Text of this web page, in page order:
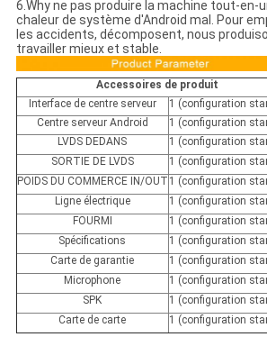
6.Why ne pas produire la machine tout-en-
chaleur de système d'Android mal. Pour
les accidents, décomposent, nous
travailler mieux et stable.
Accessoires de produit
Interface de centre serveur
1 (configuration
Centre serveur Android
1 (configuration
LVDS DEDANS
1 (configuration
SORTIE DE LVDS
1 (configuration
POIDS DU COMMERCE IN/OUT 1 (configuration
Ligne électrique
1 (configuration
FOURMI
1 (configuration
Spécifications
1 (configuration
Carte de garantie
1 (configuration
Microphone
1 (configuration
SPK
1 (configuration
Carte de carte
1 (configuration